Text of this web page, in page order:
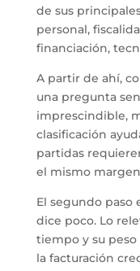
de sus
personal,
financiación,
A partir de ahí,
una pregunta
imprescindible,
clasificación
partidas
el mismo
El segundo paso
dice poco. Lo
tiempo y su
la facturación